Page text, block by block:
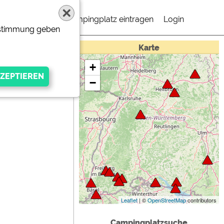
Campingplatz eintragen Login
Karte
+
−
Leaflet| ©OpenStreetMapcontributors
geben
Anbieters